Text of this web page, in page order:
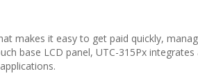
makes it easy to get paid quickly,
base LCD panel, UTC-315Px